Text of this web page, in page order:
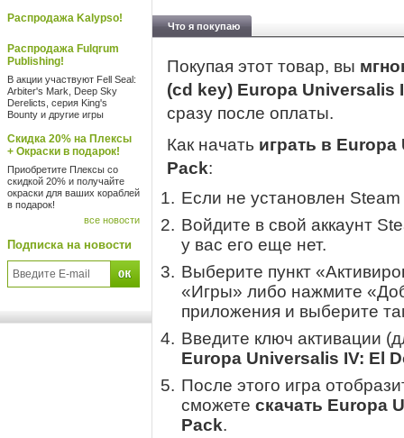
Распродажа Kalypso!
Распродажа Fulqrum
Publishing!
В акции участвуют Fell Seal:
Arbiter's Mark, Deep Sky
Derelicts, серия King's
Bounty и другие игры
Скидка 20% на Плексы
+ Окраски в подарок!
Приобретите Плексы со
скидкой 20% и получайте
окраски для ваших кораблей
в подарок!
все новости
Подписка на новости
Что я покупаю
Покупая этот товар, вы
(cd key) Europa Universalis
сразу после оплаты.
Как начать играть в
Pack:
Если не установлен
Войдите в свой аккаунт
у вас его еще нет.
Выберите пункт
«Игры» либо нажмите
приложения и выберите
Введите ключ активации
Europa Universalis IV: El
После этого игра
сможете скачать Europa
Pack.